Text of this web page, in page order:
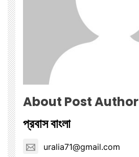
About Post Author
প্রবাস বাংলা
uralia71@gmail.com